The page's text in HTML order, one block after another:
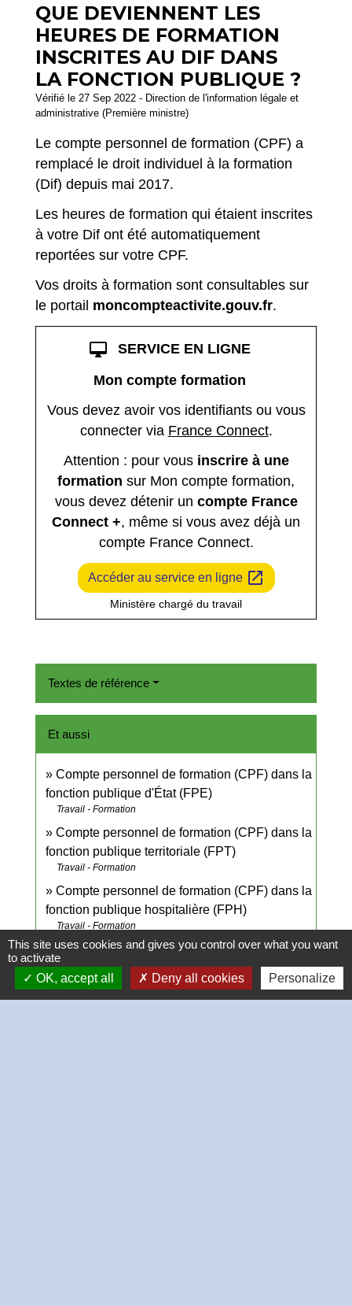
QUE DEVIENNENT LES
HEURES DE FORMATION
INSCRITES AU DIF DANS
LA FONCTION PUBLIQUE ?
Vérifié le 27 Sep 2022 - Direction de l'information légale et
administrative (Première ministre)
Le compte personnel de formation (CPF) a
remplacé le droit individuel à la formation
(Dif) depuis mai 2017.
Les heures de formation qui étaient inscrites
à votre Dif ont été automatiquement
reportées sur votre CPF.
Vos droits à formation sont consultables sur
le portail moncompteactivite.gouv.fr.
desktop_mac
SERVICE EN LIGNE
Mon compte formation
Vous devez avoir vos identifiants ou vous
connecter via France Connect.
Attention : pour vous inscrire à une
formation sur Mon compte formation,
vous devez détenir un compte France
Connect +, même si vous avez déjà un
compte France Connect.
Accéder au service en ligne open_in_new
Ministère chargé du travail
Textes de référence
Et aussi
Compte personnel de formation (CPF) dans la
fonction publique d'État (FPE)
Travail - Formation
Compte personnel de formation (CPF) dans la
fonction publique territoriale (FPT)
Travail - Formation
Compte personnel de formation (CPF) dans la
fonction publique hospitalière (FPH)
Travail - Formation
Signaler une erreur sur cette page
This site uses cookies and gives you control over what you want
to activate
OK, accept all
Deny all cookies Personalize